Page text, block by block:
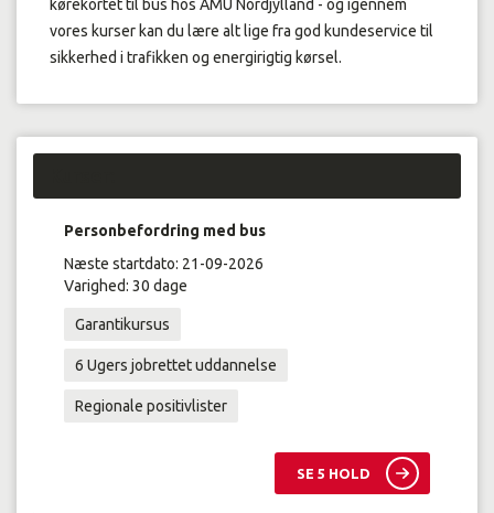
kørekortet til bus hos AMU Nordjylland - og igennem
vores kurser kan du lære alt lige fra god kundeservice til
sikkerhed i trafikken og energirigtig kørsel.
Personbefordring med bus
Garantikursus
6 Ugers jobrettet uddannelse
Regionale positivlister
SE 5 HOLD
Næste startdato: 21-09-2026
Varighed: 30 dage